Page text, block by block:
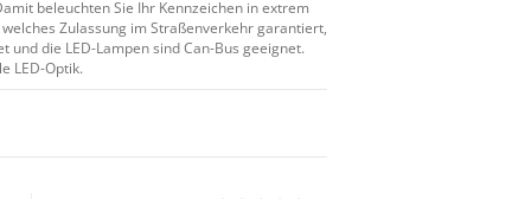
beleuchten Sie Ihr Kennzeichen in extrem
Zulassung im Straßenverkehr garantiert,
die LED-Lampen sind Can-Bus geeignet.
LED-Optik.